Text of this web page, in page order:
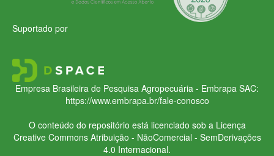
Suportado por
Empresa Brasileira de Pesquisa Agropecuária - Embrapa SAC:
https://www.embrapa.br/fale-conosco
O conteúdo do repositório está licenciado sob a Licença
Creative CommonsAtribuição - NãoComercial - SemDerivações
4.0 Internacional.